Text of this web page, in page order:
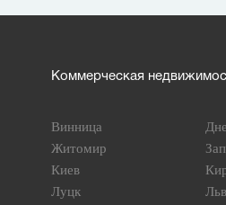
Коммерческая
Винница
Житомир
Киев
Луцк